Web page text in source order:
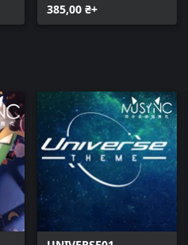
385,00 ₴+